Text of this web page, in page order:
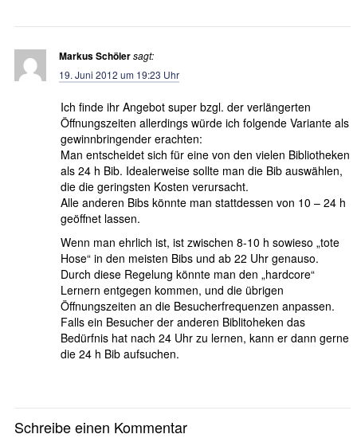
Markus Schölersagt:
19. Juni 2012 um 19:23 Uhr
Ich finde ihr Angebot super bzgl. der verlängerten
Öffnungszeiten allerdings würde ich folgende Variante als
gewinnbringender erachten:
Man entscheidet sich für eine von den vielen Bibliotheken
als 24 h Bib. Idealerweise sollte man die Bib auswählen,
die die geringsten Kosten verursacht.
Alle anderen Bibs könnte man stattdessen von 10 – 24 h
geöffnet lassen.
Wenn man ehrlich ist, ist zwischen 8-10 h sowieso „tote
Hose“ in den meisten Bibs und ab 22 Uhr genauso.
Durch diese Regelung könnte man den „hardcore“
Lernern entgegen kommen, und die übrigen
Öffnungszeiten an die Besucherfrequenzen anpassen.
Falls ein Besucher der anderen Biblitoheken das
Bedürfnis hat nach 24 Uhr zu lernen, kann er dann gerne
die 24 h Bib aufsuchen.
Schreibe einen Kommentar